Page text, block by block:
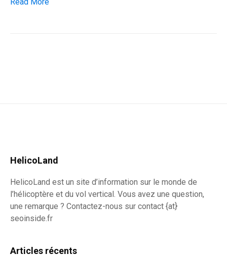
HelicoLand
HelicoLand est un site d’information sur le monde de
l’hélicoptère et du vol vertical. Vous avez une question,
une remarque ? Contactez-nous sur contact {at}
seoinside.fr
Articles récents